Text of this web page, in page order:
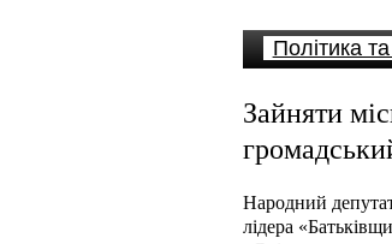
Політика
Зайняти
Народний
лідера